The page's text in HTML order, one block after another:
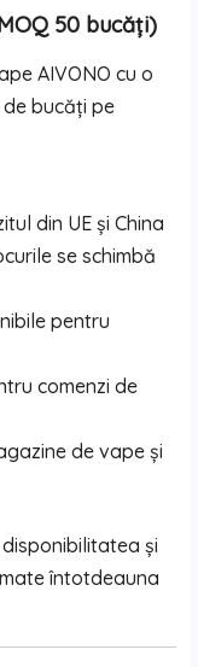
50 bucăți)
AIVONO cu o
bucăți pe
din UE și China
se schimbă
pentru
comenzi de
de vape și
și
întotdeauna